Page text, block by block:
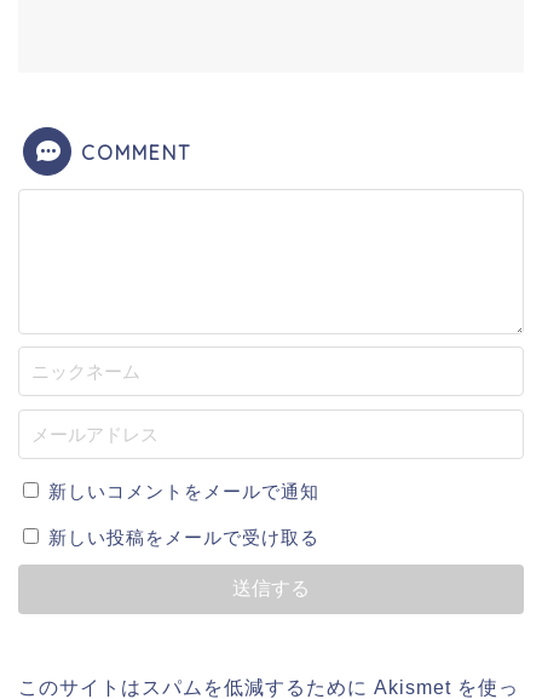
COMMENT
新しいコメントをメールで通知
新しい投稿をメールで受け取る
このサイトはスパムを低減するために Akismet を使っ